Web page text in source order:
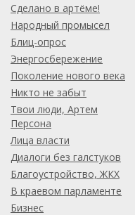
Сделано в артёме!
Народный промысел
Блиц-опрос
Энергосбережение
Поколение нового века
Никто не забыт
Твои люди, Артем
Персона
Лица власти
Диалоги без галстуков
Благоустройство, ЖКХ
В краевом парламенте
Бизнес